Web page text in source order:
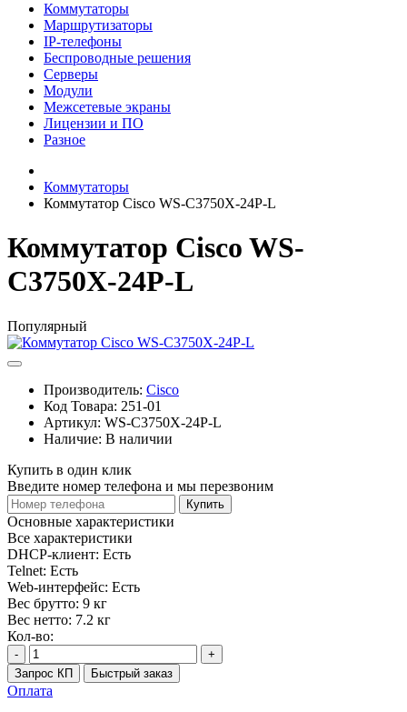
Коммутаторы
Маршрутизаторы
IP-телефоны
Беспроводные решения
Серверы
Модули
Межсетевые экраны
Лицензии и ПО
Разное
Коммутаторы
Коммутатор Cisco WS-C3750X-24P-L
Коммутатор Cisco WS-
C3750X-24P-L
Популярный
Производитель: Cisco
Код Товара: 251-01
Артикул: WS-C3750X-24P-L
Наличие: В наличии
Купить в один клик
Введите номер телефона и мы перезвоним
Купить
Основные характеристики
Все характеристики
DHCP-клиент: Есть
Telnet: Есть
Web-интерфейс: Есть
Вес брутто: 9 кг
Вес нетто: 7.2 кг
Кол-во:
-
+
Запрос КП
Быстрый заказ
Оплата